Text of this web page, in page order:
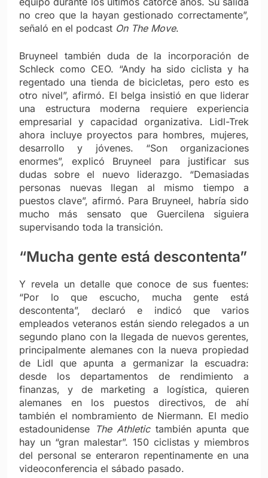
no creo que la hayan gestionado correctamente”,
señaló en el podcast On The Move.
Bruyneel también duda de la incorporación de
Schleck como CEO. “Andy ha sido ciclista y ha
regentado una tienda de bicicletas, pero esto es
otro nivel”, afirmó. El belga insistió en que liderar
una estructura moderna requiere experiencia
empresarial y capacidad organizativa. Lidl-Trek
ahora incluye proyectos para hombres, mujeres,
desarrollo y jóvenes. “Son organizaciones
enormes”, explicó Bruyneel para justificar sus
dudas sobre el nuevo liderazgo. “Demasiadas
personas nuevas llegan al mismo tiempo a
puestos clave”, afirmó. Para Bruyneel, habría sido
mucho más sensato que Guercilena siguiera
supervisando toda la transición.
“Mucha gente está descontenta”
Y revela un detalle que conoce de sus fuentes:
“Por lo que escucho, mucha gente está
descontenta”, declaró e indicó que varios
empleados veteranos están siendo relegados a un
segundo plano con la llegada de nuevos gerentes,
principalmente alemanes con la nueva propiedad
de Lidl que apunta a germanizar la escuadra:
desde los departamentos de rendimiento a
finanzas, y de marketing a logística, quieren
alemanes en los puestos directivos, de ahí
también el nombramiento de Niermann. El medio
estadounidense The Athletictambién apunta que
hay un “gran malestar”. 150 ciclistas y miembros
del personal se enteraron repentinamente en una
videoconferencia el sábado pasado.